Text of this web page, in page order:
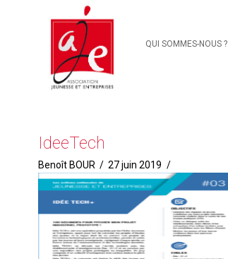
QUI SOMMES-NOUS ?
IdeeTech
Benoît BOUR 27 juin 2019